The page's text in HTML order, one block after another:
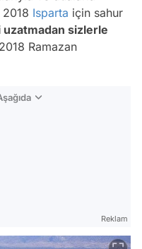
Isparta için sahur
sizlerle
Ramazan
Reklam